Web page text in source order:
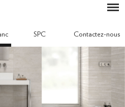
SPC Contactez-nous